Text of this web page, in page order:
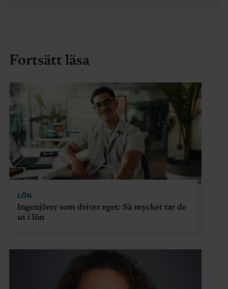
Fortsätt läsa
LÖN
Ingenjörer som driver eget: Så mycket tar de
ut i lön